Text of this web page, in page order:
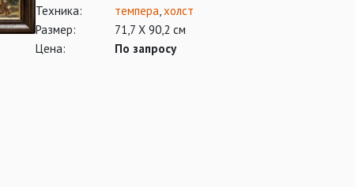
Техника:
темпера,холст
Размер:
71,7 Х 90,2 см
Цена:
По запросу